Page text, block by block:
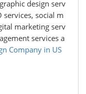
design serv
services, social m
marketing serv
services a
Company in US